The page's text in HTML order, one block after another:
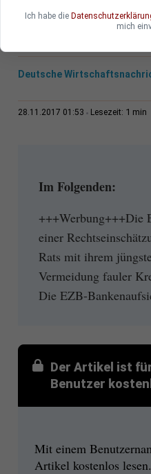
faule Kredite zu
Deutsche
28.11.2017 01:53 Lesezeit: 1 min
Im Folgenden:
+++Werbung+++Die
einer
Rats mit ihrem
Vermeidung fauler
Die EZB-
Der Artikel ist
Benutzer
Mit einem
Artikel kostenlos lesen.
Ich habe die
mich